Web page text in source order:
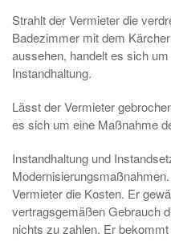
Strahlt der Vermieter die
Badezimmer mit dem
aussehen, handelt es sich
Instandhaltung.
Lässt der Vermieter
es sich um eine Maßnahme
Instandhaltung und
Vermieter die Kosten. Er
vertragsgemäßen Gebrauch
nichts zu zahlen. Er